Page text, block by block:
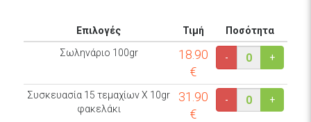
Επιλογές Τιμή
Ποσότητα
Σωληνάριο 100gr
18.90
€
- +
Συσκευασία 15 τεμαχίων Χ 10gr
φακελάκι
31.90
€
- +